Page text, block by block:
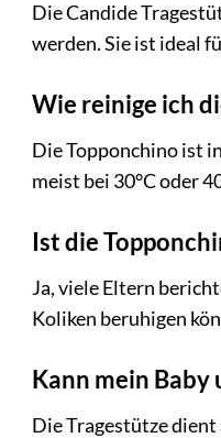
Die Candide
werden. Sie ist ideal
Wie reinige ich
Die Topponchino ist
meist bei 30°C oder
Ist die
Ja, viele Eltern
Koliken beruhigen
Kann mein
Die Tragestütze